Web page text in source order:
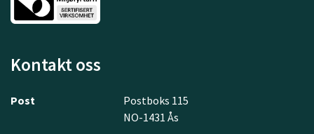
Kontakt oss
Post
Postboks 115
NO-1431 Ås